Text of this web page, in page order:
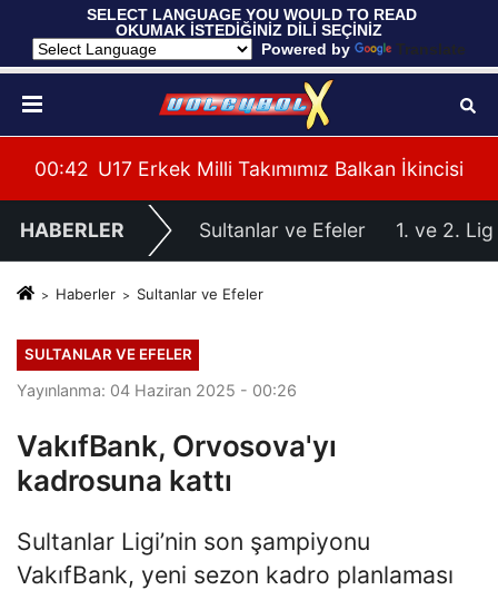
SELECT LANGUAGE YOU WOULD TO READ
OKUMAK İSTEDİĞİNİZ DİLİ SEÇİNİZ
Powered by
Translate
Etti
00:42 U17 Erkek Milli Takımımız Balkan İkincisi
HABERLER Sultanlar ve Efeler 1. ve 2. Lig
Haberler Sultanlar ve Efeler
SULTANLAR VE EFELER
Yayınlanma: 04 Haziran 2025 - 00:26
VakıfBank, Orvosova'yı
kadrosuna kattı
Sultanlar Ligi’nin son şampiyonu
VakıfBank, yeni sezon kadro planlaması